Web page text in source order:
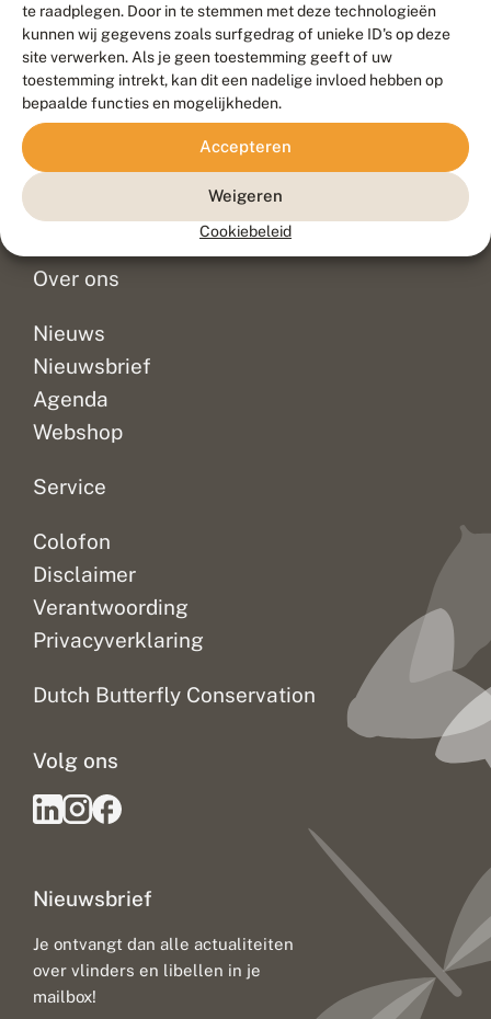
te raadplegen. Door in te stemmen met deze technologieën
kunnen wij gegevens zoals surfgedrag of unieke ID's op deze
site verwerken. Als je geen toestemming geeft of uw
toestemming intrekt, kan dit een nadelige invloed hebben op
bepaalde functies en mogelijkheden.
Accepteren
Weigeren
Cookiebeleid
Contact
Veelgestelde vragen
Doneer
Over ons
Nieuws
Nieuwsbrief
Agenda
Webshop
Service
Colofon
Disclaimer
Verantwoording
Privacyverklaring
Dutch Butterfly Conservation
Nieuwsbrief
Je ontvangt dan alle actualiteiten
over vlinders en libellen in je
mailbox!
Volg ons
Meld waarnemingen© 2026 Vlinderstichting
Duurzaam ontwikkeld door
Go2People
, ontworpen door
Blue Field Agency
Privacy
Disclaimer
Sitemap